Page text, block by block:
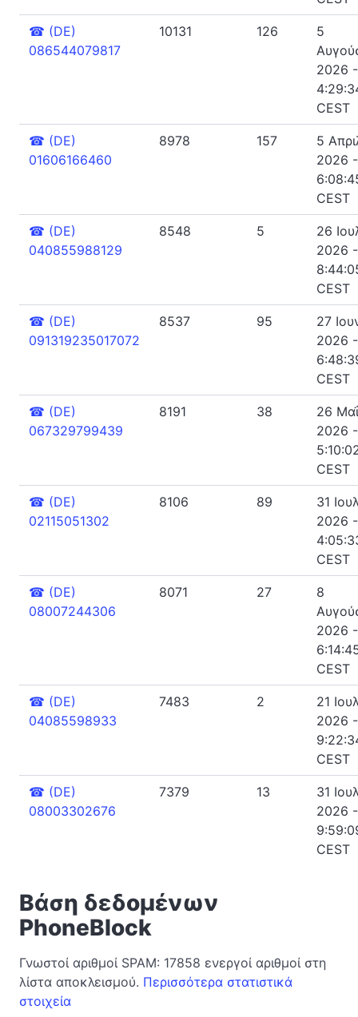
☎ (DE)
086544079817
10131 126
5
2026 -
CEST
☎ (DE)
01606166460
8978 157
5
2026 -
CEST
☎ (DE)
040855988129
8548 5
26
2026 -
CEST
☎ (DE)
091319235017072
8537 95
27
2026 -
CEST
☎ (DE)
067329799439
8191 38
26
2026 -
CEST
☎ (DE)
02115051302
8106 89
31
2026 -
CEST
☎ (DE)
08007244306
8071 27
8
2026 -
CEST
☎ (DE)
04085598933
7483 2
21
2026 -
CEST
☎ (DE)
08003302676
7379 13
31
2026 -
CEST
Βάση δεδομένων
PhoneBlock
Γνωστοί αριθμοί SPAM: 17858 ενεργοί αριθμοί στη
λίστα αποκλεισμού. Περισσότερα στατιστικά
στοιχεία